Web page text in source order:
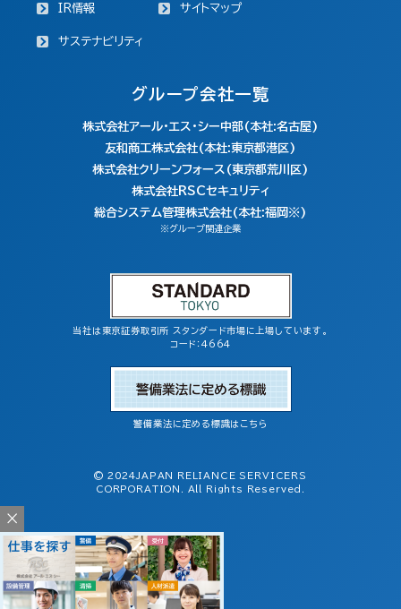
×
IR情報
サステナビリティ
サイトマップ
グループ会社一覧
株式会社アール・エス・シー中部(本社:名古屋)
友和商工株式会社(本社:東京都港区)
株式会社クリーンフォース(東京都荒川区)
株式会社RSCセキュリティ
総合システム管理株式会社(本社:福岡※)
※グループ関連企業
当社は東京証券取引所 スタンダード市場に上場しています。
コード：4664
警備業法に定める標識はこちら
© 2024JAPAN RELIANCE SERVICERS
CORPORATION. All Rights Reserved.